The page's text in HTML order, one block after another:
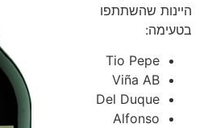
היינות שהשתתפו
בטעימה:
Tio Pepe
Viña AB
Del Duque
Alfonso